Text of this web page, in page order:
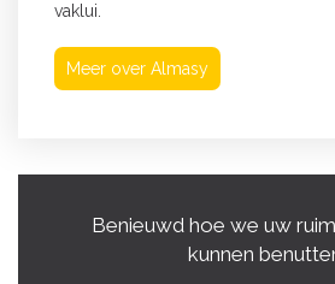
vaklui.
Meer over Almasy
Benieuwd hoe we uw
kunnen